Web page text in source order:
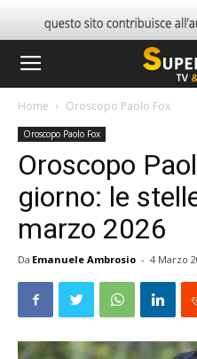
Home Oroscopo Paolo Fox
Oroscopo Paolo Fox
Oroscopo
giorno: le
marzo 2026
Da Emanuele Ambrosio - 4 Marzo